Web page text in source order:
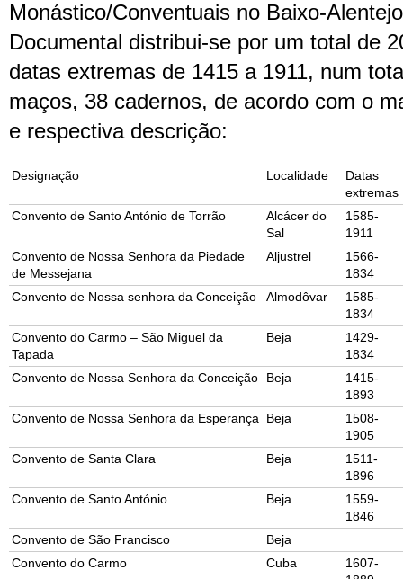
Monástico/Conventuais no Baixo-
Documental distribui-se por um total de
datas extremas de 1415 a 1911, num
maços, 38 cadernos, de acordo com o
e respectiva descrição:
Designação Localidade
Datas
extremas
Convento de Santo António de Torrão
Alcácer do
Sal
1585-
1911
Convento de Nossa Senhora da Piedade
de Messejana
Aljustrel
1566-
1834
Convento de Nossa senhora da Conceição
Almodôvar
1585-
1834
Convento do Carmo – São Miguel da
Tapada
Beja
1429-
1834
Convento de Nossa Senhora da Conceição
Beja
1415-
1893
Convento de Nossa Senhora da Esperança
Beja
1508-
1905
Convento de Santa Clara
Beja
1511-
1896
Convento de Santo António
Beja
1559-
1846
Convento de São Francisco
Beja
Convento do Carmo
Cuba
1607-